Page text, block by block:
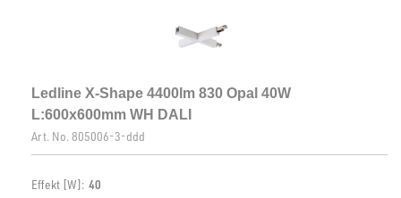
Ledline X-Shape 4400lm 830 Opal 40W
L:600x600mm WH DALI
Art. No. 805006-3-ddd
Effekt [W]: 40